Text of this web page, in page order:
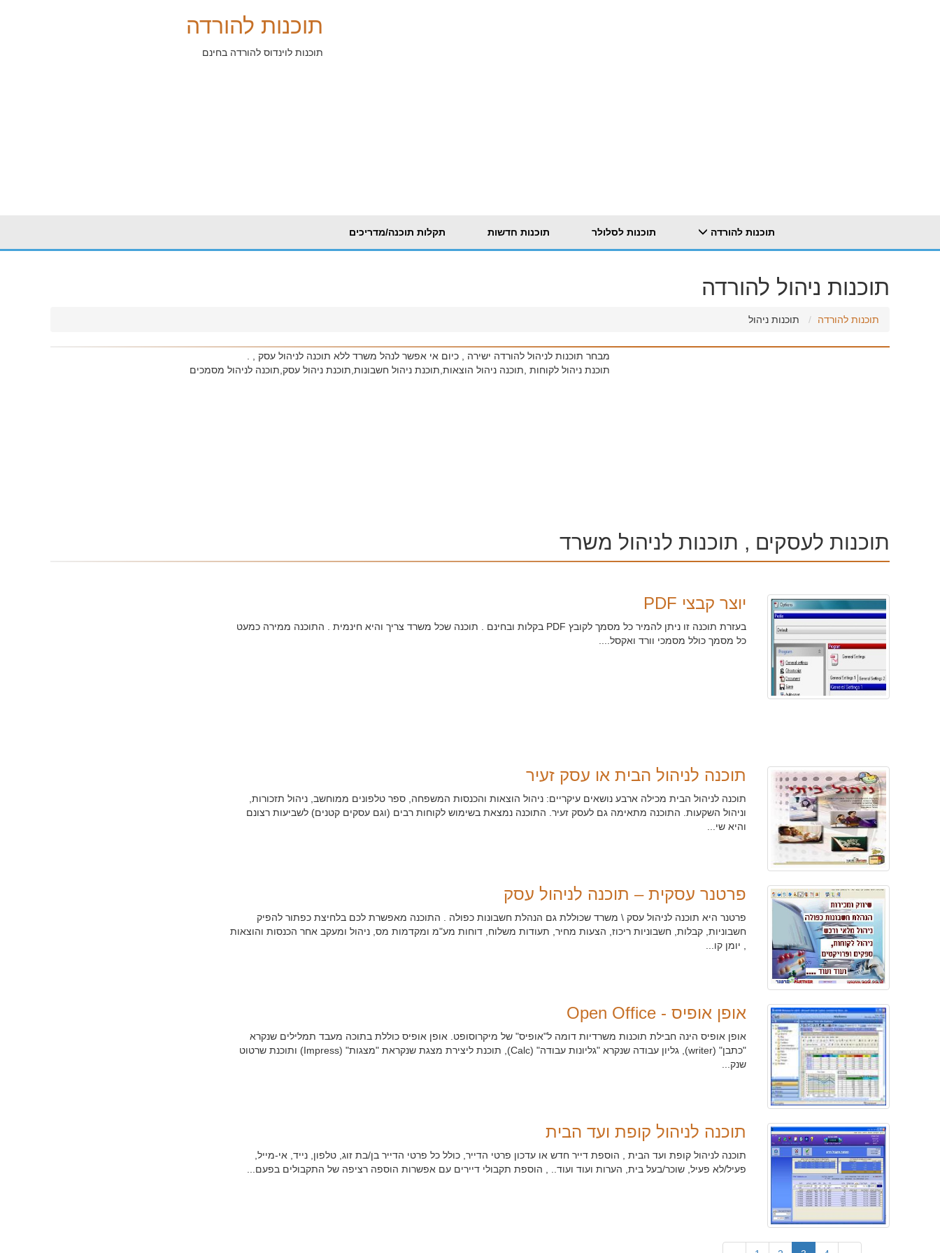
תוכנות להורדה
תוכנות לוינדוס להורדה בחינם
תוכנות להורדה תוכנות לסלולר תוכנות חדשות תקלות תוכנה/מדריכים
תוכנות ניהול להורדה
תוכנות להורדה תוכנות ניהול
מבחר תוכנות לניהול להורדה ישירה , כיום אי אפשר לנהל משרד ללא תוכנה לניהול עסק , .
תוכנת ניהול לקוחות ,תוכנה ניהול הוצאות,תוכנת ניהול חשבונות,תוכנת ניהול עסק,תוכנה לניהול מסמכים
תוכנות לעסקים , תוכנות לניהול משרד
יוצר קבצי PDF
בעזרת תוכנה זו ניתן להמיר כל מסמך לקובץ PDF בקלות ובחינם . תוכנה שכל משרד צריך והיא חינמית . התוכנה ממירה כמעט
כל מסמך כולל מסמכי וורד ואקסל....
תוכנה לניהול הבית או עסק זעיר
תוכנה לניהול הבית מכילה ארבע נושאים עיקריים: ניהול הוצאות והכנסות המשפחה, ספר טלפונים ממוחשב, ניהול תזכורות,
וניהול השקעות. התוכנה מתאימה גם לעסק זעיר. התוכנה נמצאת בשימוש לקוחות רבים (וגם עסקים קטנים) לשביעות רצונם
והיא שי...
פרטנר עסקית – תוכנה לניהול עסק
פרטנר היא תוכנה לניהול עסק \ משרד שכוללת גם הנהלת חשבונות כפולה . התוכנה מאפשרת לכם בלחיצת כפתור להפיק
חשבוניות, קבלות, חשבוניות ריכוז, הצעות מחיר, תעודות משלוח, דוחות מע"מ ומקדמות מס, ניהול ומעקב אחר הכנסות והוצאות
, יומן קו...
אופן אופיס - Open Office
אופן אופיס הינה חבילת תוכנות משרדיות דומה ל"אופיס" של מיקרוסופט. אופן אופיס כוללת בתוכה מעבד תמלילים שנקרא
"כתבן" (writer), גליון עבודה שנקרא "גליונות עבודה" (Calc), תוכנת ליצירת מצגת שנקראת "מצגות" (Impress) ותוכנת שרטוט
שנק...
תוכנה לניהול קופת ועד הבית
תוכנה לניהול קופת ועד הבית , הוספת דייר חדש או עדכון פרטי הדייר, כולל כל פרטי הדייר בן/בת זוג, טלפון, נייד, אי-מייל,
פעיל/לא פעיל, שוכר/בעל בית, הערות ועוד ועוד.. , הוספת תקבולי דיירים עם אפשרות הוספה רציפה של התקבולים בפעם...